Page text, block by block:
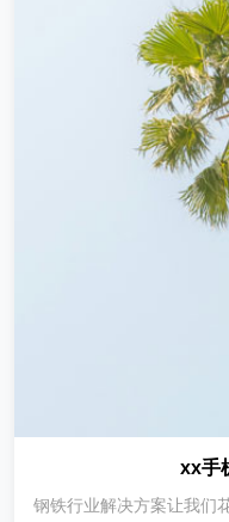
xx手
钢铁行业解决方案让我们